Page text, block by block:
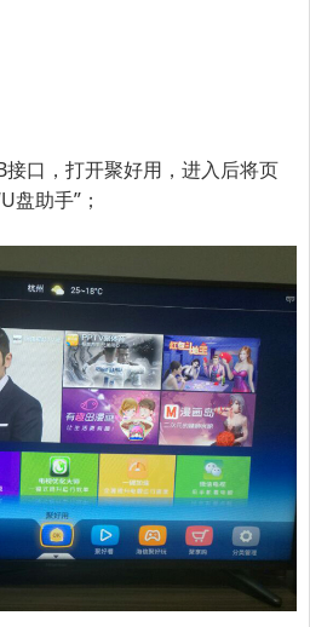
口，打开聚好用，进入后将页
盘助手” ；